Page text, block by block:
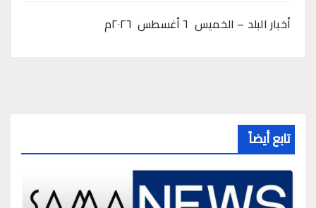
أخبار البلد – الخميس ٦ أغسطس ٢٠٢٦م
تابع أيضاً